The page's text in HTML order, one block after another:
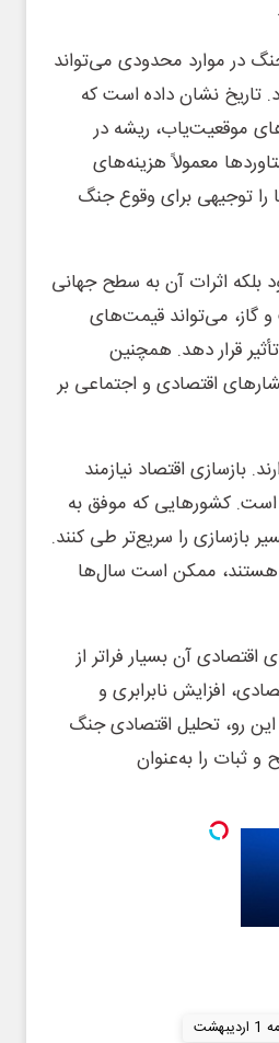
در موارد محدودی می‌تواند
تاریخ نشان داده است که
موقعیت‌یاب، ریشه در
معمولاً هزینه‌های
را توجیهی برای وقوع جنگ
بلکه اثرات آن به سطح جهانی
گاز، می‌تواند قیمت‌های
قرار دهد. همچنین
اقتصادی و اجتماعی بر
بازسازی اقتصاد نیازمند
است. کشورهایی که موفق به
بازسازی را سریع‌تر طی کنند.
هستند، ممکن است سال‌ها
آن بسیار فراتر از
افزایش نابرابری و
رو، تحلیل اقتصادی جنگ
ثبات را به‌عنوان